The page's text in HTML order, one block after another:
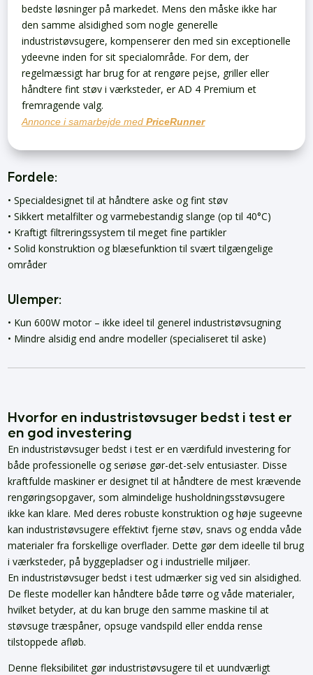
bedste løsninger på markedet. Mens den måske ikke har
den samme alsidighed som nogle generelle
industristøvsugere, kompenserer den med sin exceptionelle
ydeevne inden for sit specialområde. For dem, der
regelmæssigt har brug for at rengøre pejse, griller eller
håndtere fint støv i værksteder, er AD 4 Premium et
fremragende valg.
Annonce i samarbejde medPriceRunner
Fordele:
• Specialdesignet til at håndtere aske og fint støv
• Sikkert metalfilter og varmebestandig slange (op til 40°C)
• Kraftigt filtreringssystem til meget fine partikler
• Solid konstruktion og blæsefunktion til svært tilgængelige
områder
Ulemper:
• Kun 600W motor – ikke ideel til generel industristøvsugning
• Mindre alsidig end andre modeller (specialiseret til aske)
Hvorfor en industristøvsuger bedst i test er
en god investering
En industristøvsuger bedst i test er en værdifuld investering for
både professionelle og seriøse gør-det-selv entusiaster. Disse
kraftfulde maskiner er designet til at håndtere de mest krævende
rengøringsopgaver, som almindelige husholdningsstøvsugere
ikke kan klare. Med deres robuste konstruktion og høje sugeevne
kan industristøvsugere effektivt fjerne støv, snavs og endda våde
materialer fra forskellige overflader. Dette gør dem ideelle til brug
i værksteder, på byggepladser og i industrielle miljøer.
En industristøvsuger bedst i test udmærker sig ved sin alsidighed.
De fleste modeller kan håndtere både tørre og våde materialer,
hvilket betyder, at du kan bruge den samme maskine til at
støvsuge træspåner, opsuge vandspild eller endda rense
tilstoppede afløb.
Denne fleksibilitet gør industristøvsugere til et uundværligt